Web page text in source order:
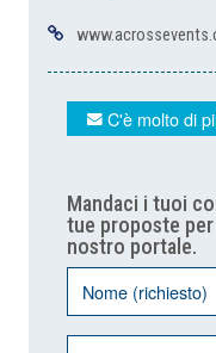
C'è molto di
Mandaci i tuoi
tue proposte
nostro portale.